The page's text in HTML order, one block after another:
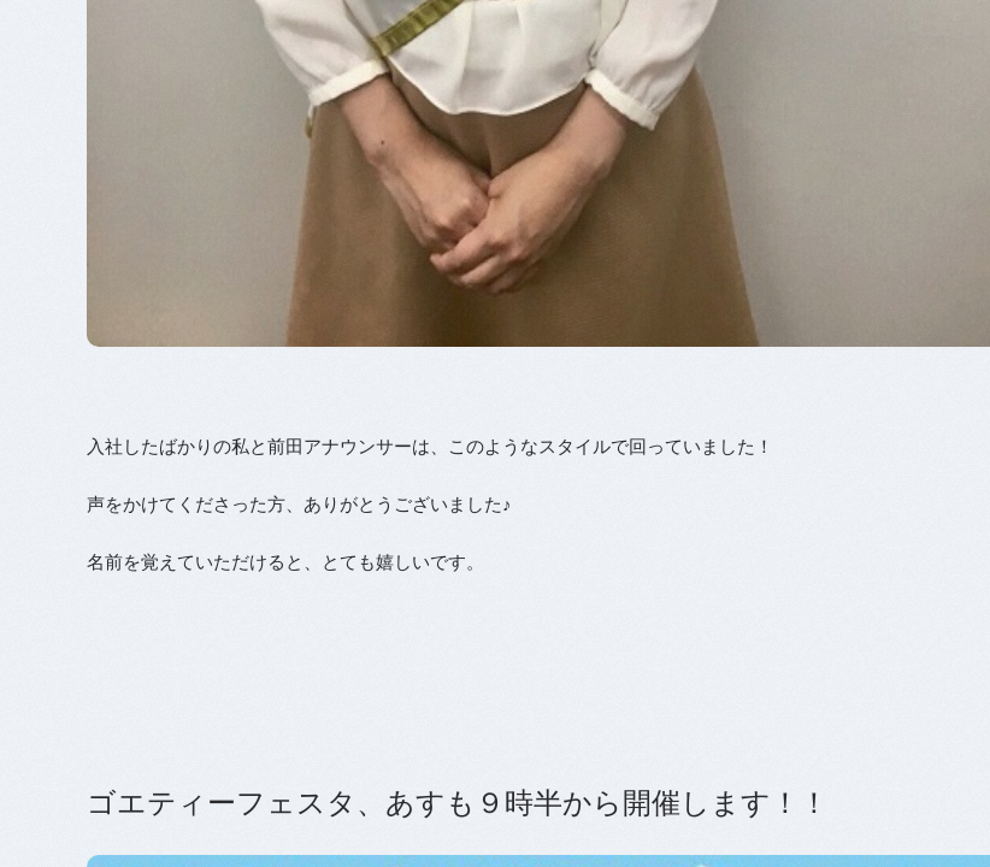
入社したばかりの私と前田アナウンサーは、このようなスタイルで回っていました！
声をかけてくださった方、ありがとうございました♪
名前を覚えていただけると、とても嬉しいです。
ゴエティーフェスタ、あすも９時半から開催します！！